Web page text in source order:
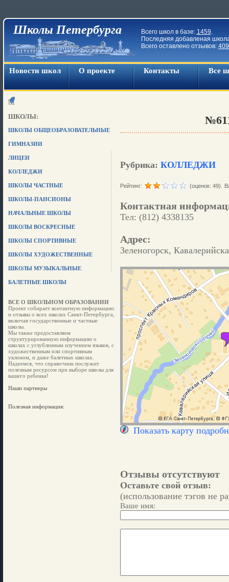
Школы Петербурга Всего школ в базе: 1459.
Последняя добавленая
Всего оставлено отзывов:
Новости школ О проекте Контакты Все
ШКОЛЫ:
ШКОЛЫ ОБЩЕОБРАЗОВАТЕЛЬНЫЕ
ГИМНАЗИИ
ЛИЦЕИ
КОЛЛЕДЖИ
ШКОЛЫ ЧАСТНЫЕ
ШКОЛЫ-ПАНСИОНЫ
НАЧАЛЬНЫЕ ШКОЛЫ
ШКОЛЫ ВОСКРЕСНЫЕ
ШКОЛЫ СПОРТИВНЫЕ
ШКОЛЫ ХУДОЖЕСТВЕННЫЕ
ШКОЛЫ МУЗЫКАЛЬНЫЕ
БАЛЕТНЫЕ ШКОЛЫ
ВСЕ О ШКОЛЬНОМ ОБРАЗОВАНИИ
Проект собирает контактную информацию
и отзывы о всех школах Санкт-Петербурга,
включая государственные и частные
школы.
Мы также предоставляем
структурированную информацию о
школах с углубленным изучением языков, с
художественным или спортивным
уклоном, и даже балетных школах.
Надеемся, что справочник послужит
полезным ресурсом при выборе школы для
вашего ребенка!
Наши партнеры
Полезная информация:
Рубрика: КОЛЛЕДЖИ
Рейтинг: (оценок: 49).
Контактная
Тел: (812) 4338135
Адрес:
Зеленогорск,
Показать карту
Отзывы отсутствуют
Оставьте свой отзыв:
(использование тэгов не
Ваше имя: